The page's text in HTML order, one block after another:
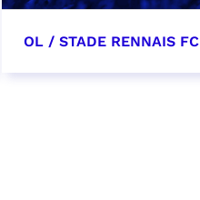
OL / STADE RENNAIS FC